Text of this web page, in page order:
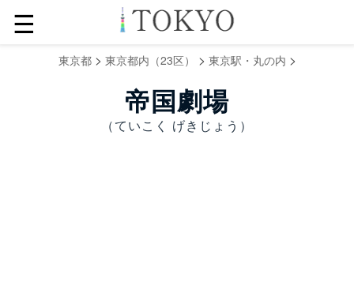
☰
東京都> 東京都内（23区） > 東京駅・丸の内 >
帝国劇場
（ていこく げきじょう）